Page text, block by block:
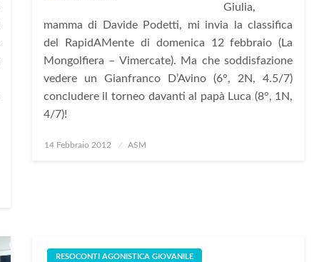
Giulia,
mamma di Davide Podetti, mi invia la classifica
del RapidAMente di domenica 12 febbraio (La
Mongolfiera – Vimercate). Ma che soddisfazione
vedere un Gianfranco D’Avino (6°, 2N, 4.5/7)
concludere il torneo davanti al papà Luca (8°, 1N,
4/7)!
Posted
14 Febbraio 2012 ASM
RESOCONTI AGONISTICA GIOVANILE